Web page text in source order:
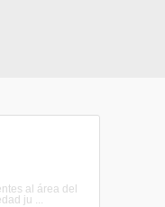
al área del
ju ...